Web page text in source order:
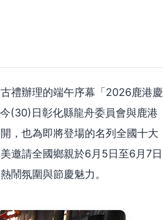
禮辦理的端午序幕「2026鹿港慶
(30)日彰化縣龍舟委員會與鹿港
，也為即將登場的名列全國十大
邀請全國鄉親於6月5日至6月7日
鬧氛圍與節慶魅力。